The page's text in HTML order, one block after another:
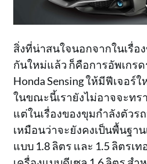
สิ่งที่น่าสนใจนอกจากในเรื่อ
กันใหม่แล้ว ก็คือการอัพเกร
Honda Sensing ให้มีฟีเจอร์
ในขณะนี้เรายังไม่อาจจะทร
แต่ในเรื่องของขุมกำลังตัว
เหมือนว่าจะยังคงเป็นพื้นฐา
แบบ 1.8 ลิตร และ 1.5 ลิตรเ